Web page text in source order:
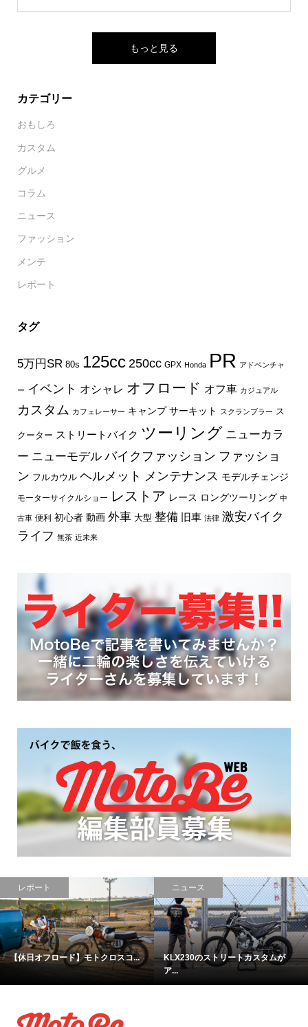
もっと見る
カテゴリー
おもしろ
カスタム
グルメ
コラム
ニュース
ファッション
メンテ
レポート
タグ
5万円SR 80s 125cc 250cc GPX Honda PR アドベンチャ
ー イベント オシャレ オフロード オフ車 カジュアル
カスタム カフェレーサー キャンプ サーキット スクランブラー ス
クーター ストリートバイク ツーリング ニューカラ
ー ニューモデル バイクファッション ファッショ
ン フルカウル ヘルメット メンテナンス モデルチェンジ
モーターサイクルショー レストア レース ロングツーリング 中
古車 便利 初心者 動画 外車 大型 整備 旧車 法律 激安バイク
ライフ 無茶 近未来
ニュース
【忍びねぇな…】新しい
レポート
【本気】アプリリアRX125はまさ
に...